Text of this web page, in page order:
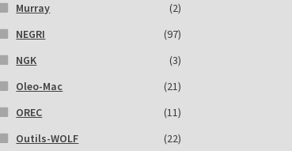
Murray
(2)
NEGRI
(97)
NGK
(3)
Oleo-Mac
(21)
OREC
(11)
Outils-WOLF
(22)